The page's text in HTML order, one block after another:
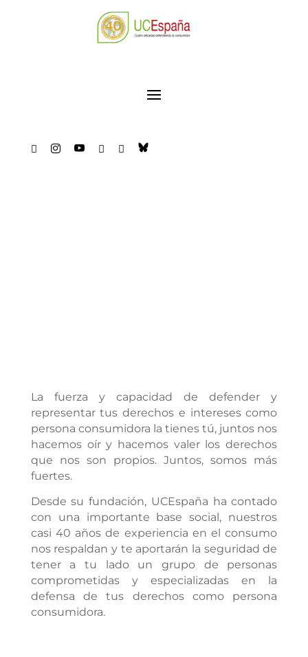
    
La fuerza y capacidad de defender y
representar tus derechos e intereses como
persona consumidora la tienes tú, juntos nos
hacemos oír y hacemos valer los derechos
que nos son propios. Juntos, somos más
fuertes.
Desde su fundación, UCEspaña ha contado
con una importante base social, nuestros
casi 40 años de experiencia en el consumo
nos respaldan y te aportarán la seguridad de
tener a tu lado un grupo de personas
comprometidas y especializadas en la
defensa de tus derechos como persona
consumidora.